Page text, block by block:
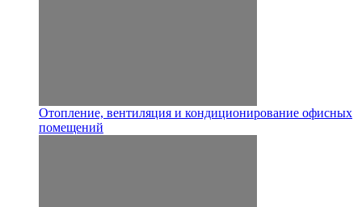
Отопление, вентиляция и кондиционирование офисных
помещений